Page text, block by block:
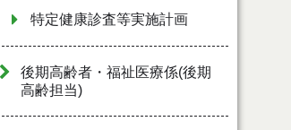
特定健康診査等実施計画
後期高齢者・福祉医療係(後期
高齢担当)